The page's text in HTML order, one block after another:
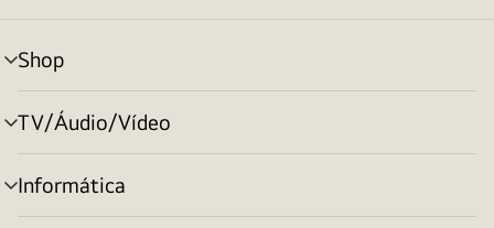
Shop
alternar
menu
TV/Áudio/Vídeo
alternar
menu
Informática
alternar
menu